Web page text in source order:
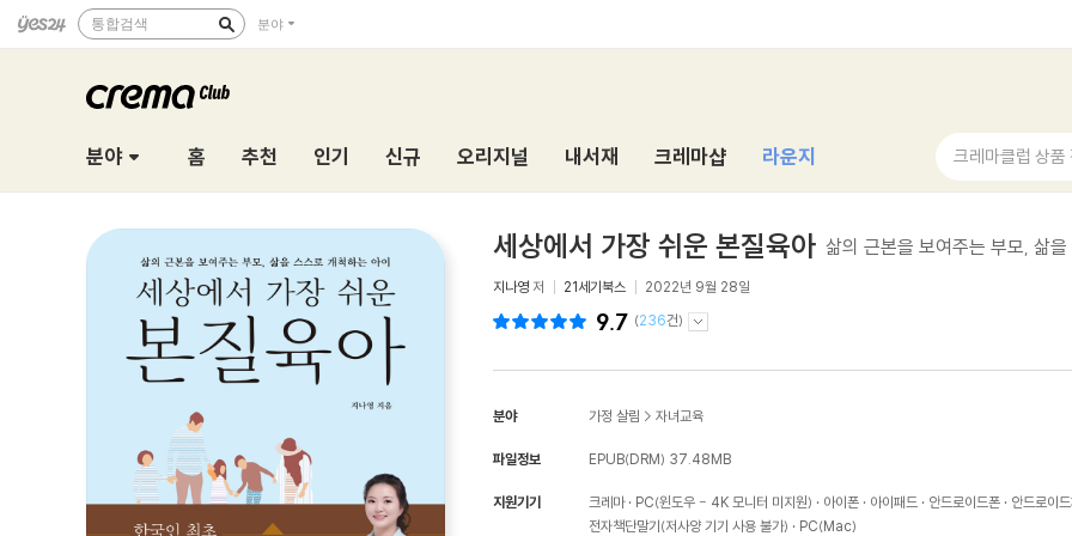
통합검색 분야
분야 홈 추천 인기 신규 오리지널 내서재 크레마샵 라운지 크레마클럽 상품
세상에서 가장 쉬운 본질육아 삶의 근본을 보여주는 부모, 삶
지나영 저 21세기북스 2022년 9월 28일
9.7 (236건)
분야 가정 살림 > 자녀교육
파일정보 EPUB(DRM) 37.48MB
지원기기 크레마 PC(윈도우 - 4K 모니터 미지원) 아이폰 아이패드 안드로이드폰
안드로이
전자책단말기(저사양 기기 사용 불가)
PC(Mac)